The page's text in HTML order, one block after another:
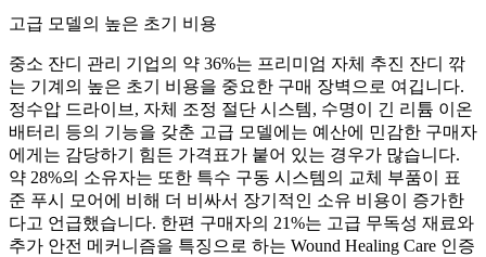
고급 모델의 높은 초기 비용
중소 잔디 관리 기업의 약 36%는 프리미엄 자체 추진 잔디 깎
는 기계의 높은 초기 비용을 중요한 구매 장벽으로 여깁니다.
정수압 드라이브, 자체 조정 절단 시스템, 수명이 긴 리튬 이온
배터리 등의 기능을 갖춘 고급 모델에는 예산에 민감한 구매자
에게는 감당하기 힘든 가격표가 붙어 있는 경우가 많습니다.
약 28%의 소유자는 또한 특수 구동 시스템의 교체 부품이 표
준 푸시 모어에 비해 더 비싸서 장기적인 소유 비용이 증가한
다고 언급했습니다. 한편 구매자의 21%는 고급 무독성 재료와
추가 안전 메커니즘을 특징으로 하는 Wound Healing Care 인증